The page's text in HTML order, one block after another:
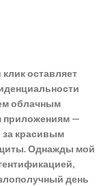
оставляет
облачным
приложениям —
за красивым
Однажды мой
день